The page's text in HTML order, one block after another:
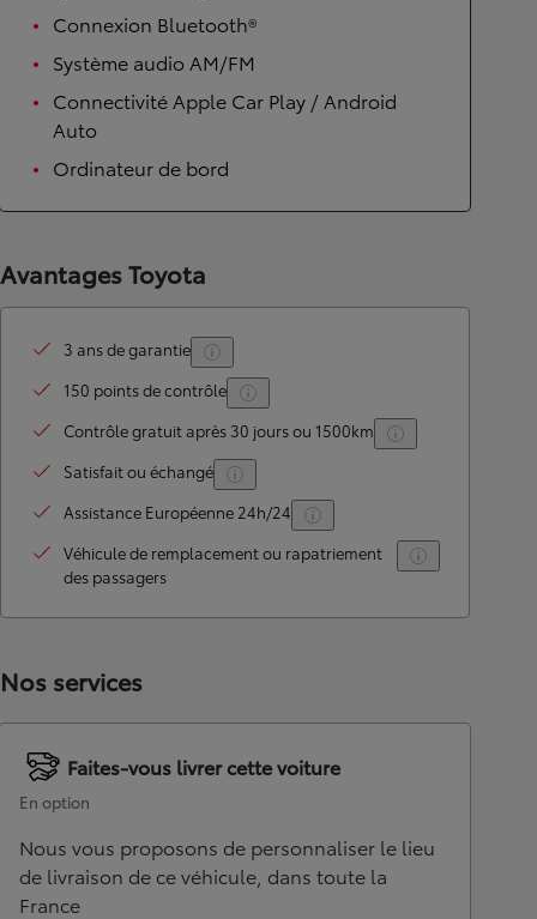
Connexion Bluetooth®
Système audio AM/FM
Connectivité Apple Car Play / Android
Auto
Ordinateur de bord
Avantages Toyota
3 ans de garantie
150 points de contrôle
Contrôle gratuit après 30 jours ou 1500km
Satisfait ou échangé
Assistance Européenne 24h/24
Véhicule de remplacement ou rapatriement
des passagers
Nos services
Faites-vous livrer cette voiture
En option
Nous vous proposons de personnaliser le lieu
de livraison de ce véhicule, dans toute la
France